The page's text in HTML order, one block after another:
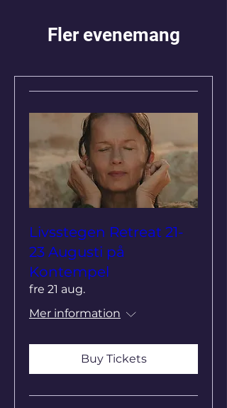
Fler evenemang
Livsstegen Retreat 21-
23 Augusti på
Kontempel
fre 21 aug.
Mer information
Buy Tickets